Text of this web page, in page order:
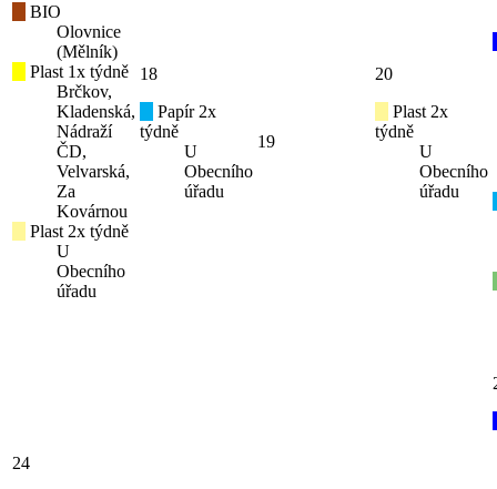
BIO
Olovnice
(Mělník)
Plast 1x týdně
Brčkov,
Kladenská,
Nádraží
ČD,
Velvarská,
Za
Kovárnou
Plast 2x týdně
U
Obecního
úřadu
18
Papír 2x
týdně
U
Obecního
úřadu
19
20
Plast 2x
týdně
U
Obecního
úřadu
24